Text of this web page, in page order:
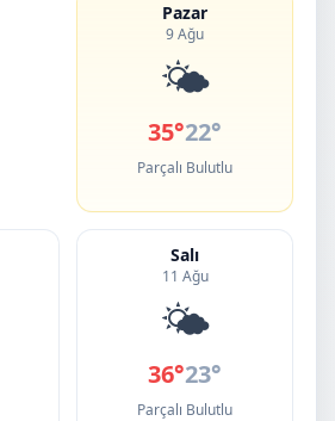
Pazar
9 Ağu
🌤️
35°22°
Parçalı Bulutlu
Salı
11 Ağu
🌤️
36°23°
Parçalı Bulutlu